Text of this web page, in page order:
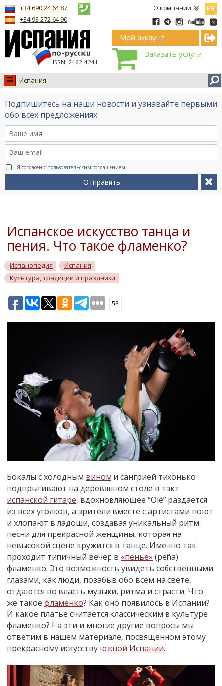
О компании
ISSN–2462-4241
+34 690 24 64 87
+34 93 272 64 90
Мой аккаунт
Заказать услуги
Испания
Испания
Иммиграция
Лечение
Недвижимость
Бизнес
Документы
Подпишитесь на наши новости и узнавайте первыми
обо всех предложениях
Я согласен с пользовательским соглашением
Отправить
Испанское искусство танца и
пения. Что такое фламенко?
Испанопедия
Испания
Культура, традиции и праздники
53
Бокалы с холодным вином и сангрией тихонько
подпрыгивают на деревянном столе в такт
испанской гитаре, вдохновляющее “Olé” раздается
из всех уголков, а зрители вместе с артистами поют
и хлопают в ладоши, создавая уникальный ритм
песни для прекрасной женщины, которая на
невысокой сцене кружится в танце. Именно так
проходит типичный вечер в «пенье» (peña)
фламенко. Это возможность увидеть собственными
глазами, как люди, позабыв обо всем на свете,
отдаются во власть музыки, ритма и страсти. Что
же такое фламенко? Как оно появилось в Испании?
И какое платье считается классическим в культуре
фламенко? На эти и многие другие вопросы мы
ответим в нашем материале, посвященном этому
прекрасному искусству южной Испании.